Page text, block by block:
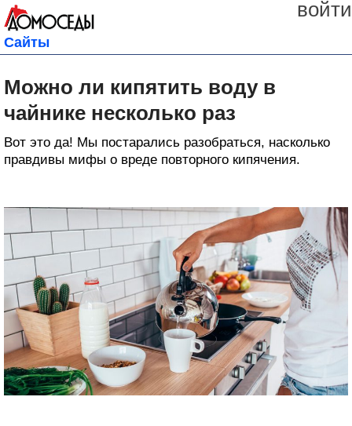
войти
Сайты
Можно ли кипятить воду в
чайнике несколько раз
Bот это да! Мы постарались разобраться, насколько
правдивы мифы о вреде повторного кипячения.